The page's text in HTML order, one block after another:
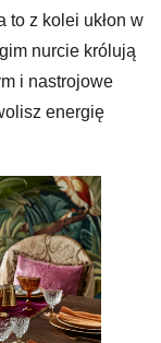
to z kolei ukłon w
nurcie królują
i nastrojowe
energię